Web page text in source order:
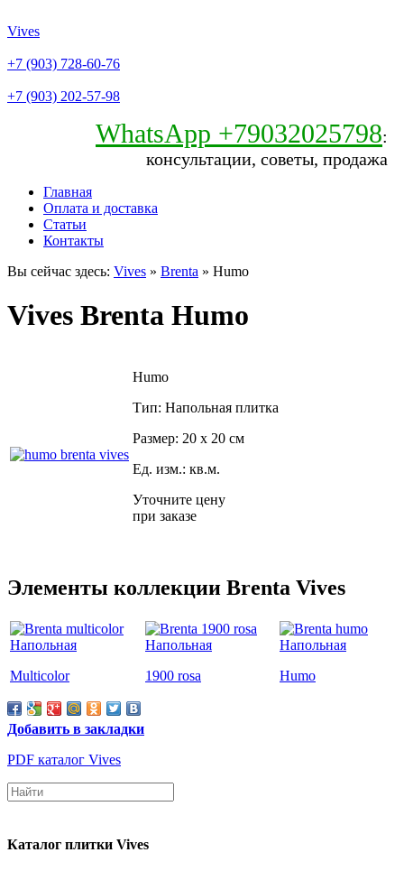
Vives
+7 (903) 728-60-76
+7 (903) 202-57-98
WhatsApp +79032025798:
консультации, советы, продажа
Главная
Оплата и доставка
Статьи
Контакты
Вы сейчас здесь: Vives » Brenta » Humo
Vives Brenta Humo
Humo
Тип: Напольная плитка
Размер: 20 x 20 см
Ед. изм.: кв.м.
Уточните цену
при заказе
Элементы коллекции Brenta Vives
Multicolor 1900 rosa Humo
Добавить в закладки
PDF каталог Vives
Каталог плитки Vives